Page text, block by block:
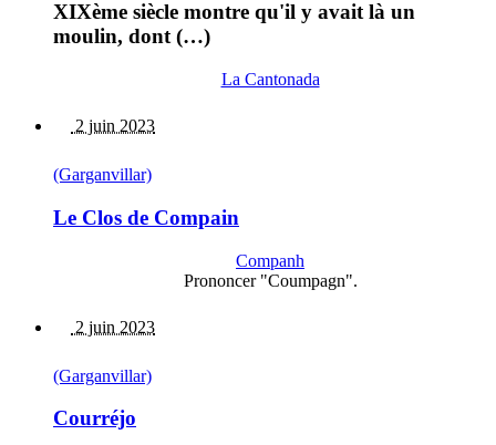
XIXème siècle montre qu'il y avait là un
moulin, dont (…)
La Cantonada
2 juin 2023
(Garganvillar)
Le Clos de Compain
Companh
Prononcer "Coumpagn".
2 juin 2023
(Garganvillar)
Courréjo